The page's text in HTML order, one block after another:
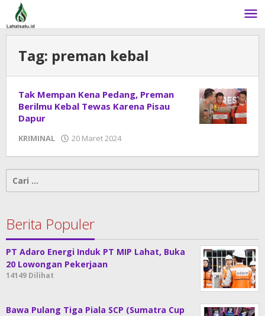
Lewati
konten
Tag: preman kebal
Tak Mempan Kena Pedang, Preman
Berilmu Kebal Tewas Karena Pisau
Dapur
KRIMINAL 20 Maret 2024
Cari
untuk:
Berita Populer
PT Adaro Energi Induk PT MIP Lahat, Buka
20 Lowongan Pekerjaan
14149 Dilihat
Bawa Pulang Tiga Piala SCP (Sumatra Cup